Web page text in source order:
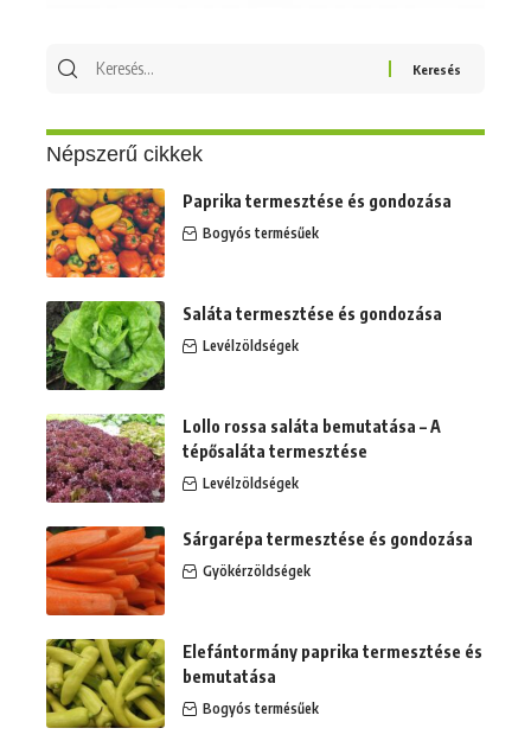
Keresés
Népszerű cikkek
Paprika termesztése és gondozása
Bogyós termésűek
Saláta termesztése és gondozása
Levélzöldségek
Lollo rossa saláta bemutatása – A
tépősaláta termesztése
Levélzöldségek
Sárgarépa termesztése és gondozása
Gyökérzöldségek
Elefántormány paprika termesztése és
bemutatása
Bogyós termésűek